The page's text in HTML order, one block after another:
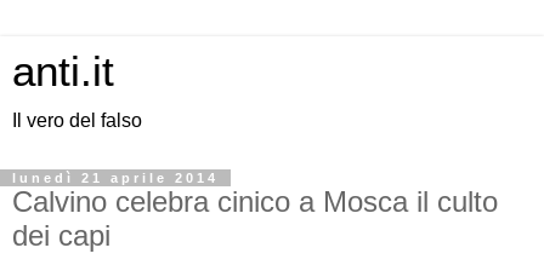
anti.it
Il vero del falso
lunedì 21 aprile 2014
Calvino celebra cinico a Mosca il culto
dei capi